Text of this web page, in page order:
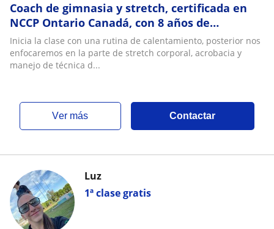
Coach de gimnasia y stretch, certificada en
NCCP Ontario Canadá, con 8 años de
experiencia en la actividad
Inicia la clase con una rutina de calentamiento, posterior nos
enfocaremos en la parte de stretch corporal, acrobacia y
manejo de técnica d...
ver más Contactar
1ª clase gratis
Luz